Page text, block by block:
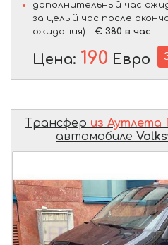
дополнительный час
за целый час после
ожидания) – € 380 в час
Цена: 190 Евро
Трансфер из Аутлета
автомобиле